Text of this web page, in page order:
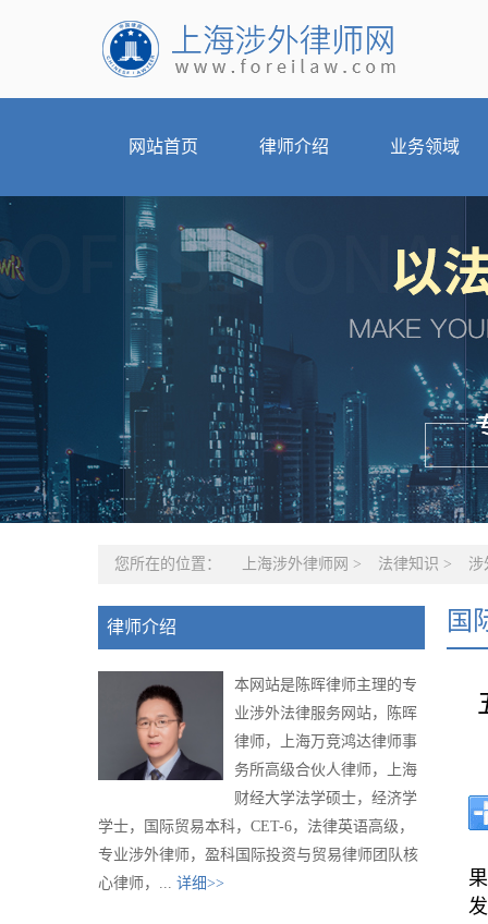
网站首页 律师介绍 业务领域
您所在的位置： 上海涉外律师网 > 法律知识 > 涉
律师介绍
本网站是陈晖律师主理的专
业涉外法律服务网站，陈晖
律师，上海万竞鸿达律师事
务所高级合伙人律师，上海
财经大学法学硕士，经济学
学士，国际贸易本科，CET-6，法律英语高级，
专业涉外律师，盈科国际投资与贸易律师团队核
心律师，... 详细>>
国